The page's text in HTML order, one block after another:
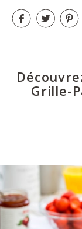
Grille-